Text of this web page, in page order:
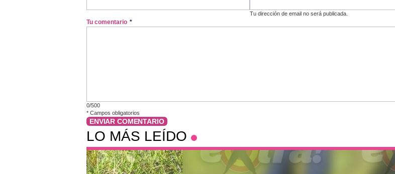
Tu dirección de email no será publicada.
Tu comentario *
0/500
* Campos obligatorios
ENVIAR COMENTARIO
LO MÁS LEÍDO